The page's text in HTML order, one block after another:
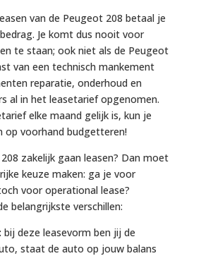
van de Peugeot 208 betaal je
Je komt dus nooit voor
te staan; ook niet als de Peugeot
van een technisch mankement
reparatie, onderhoud en
al in het leasetarief opgenomen.
elke maand gelijk is, kun je
op voorhand budgetteren!
zakelijk gaan leasen? Dan moet
keuze maken: ga je voor
voor operational lease?
belangrijkste verschillen:
bij deze leasevorm ben jij de
staat de auto op jouw balans